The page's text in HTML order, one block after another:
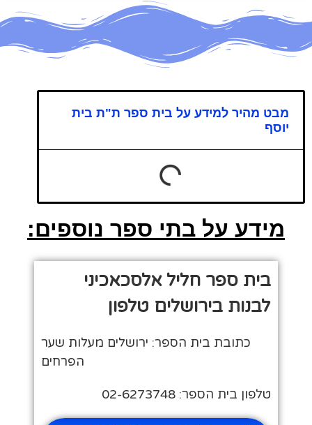
מבט מהיר למידע על בית ספר ת"ת בית
יוסף
מידע על בתי ספר נוספים:
בית ספר חליל אלסכאכיני
לבנות בירושלים טלפון
כתובת בית הספר: ירושלים מעלות שער
הפרחים
טלפון בית הספר: 02-6273748